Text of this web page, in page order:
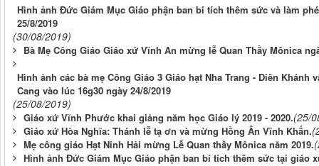
Hình ảnh Đức Giám Mục Giáo phận ban bí tích thêm sức và làm
25/8/2019
(30/08/2019)
Bà Mẹ Công Giáo Giáo xứ Vĩnh An mừng lễ Quan Thầy Mônica
Hình ảnh các bà mẹ Công Giáo 3 Giáo hạt Nha Trang - Diên
Cang vào lúc 16g30 ngày 24/8/2019
(25/08/2019)
Giáo xứ Vĩnh Phước khai giảng năm học Giáo lý 2019 - 2020.(25/
Giáo xứ Hòa Nghĩa: Thánh lễ tạ ơn và mừng Hồng Ân Vĩnh Khấn.
Mẹ công giáo Hạt Ninh Hải mừng Lễ Quan thầy Mônica năm 2019.
Hình ảnh Đức Giám Mục Giáo phận ban bí tích thêm sức tại giáo